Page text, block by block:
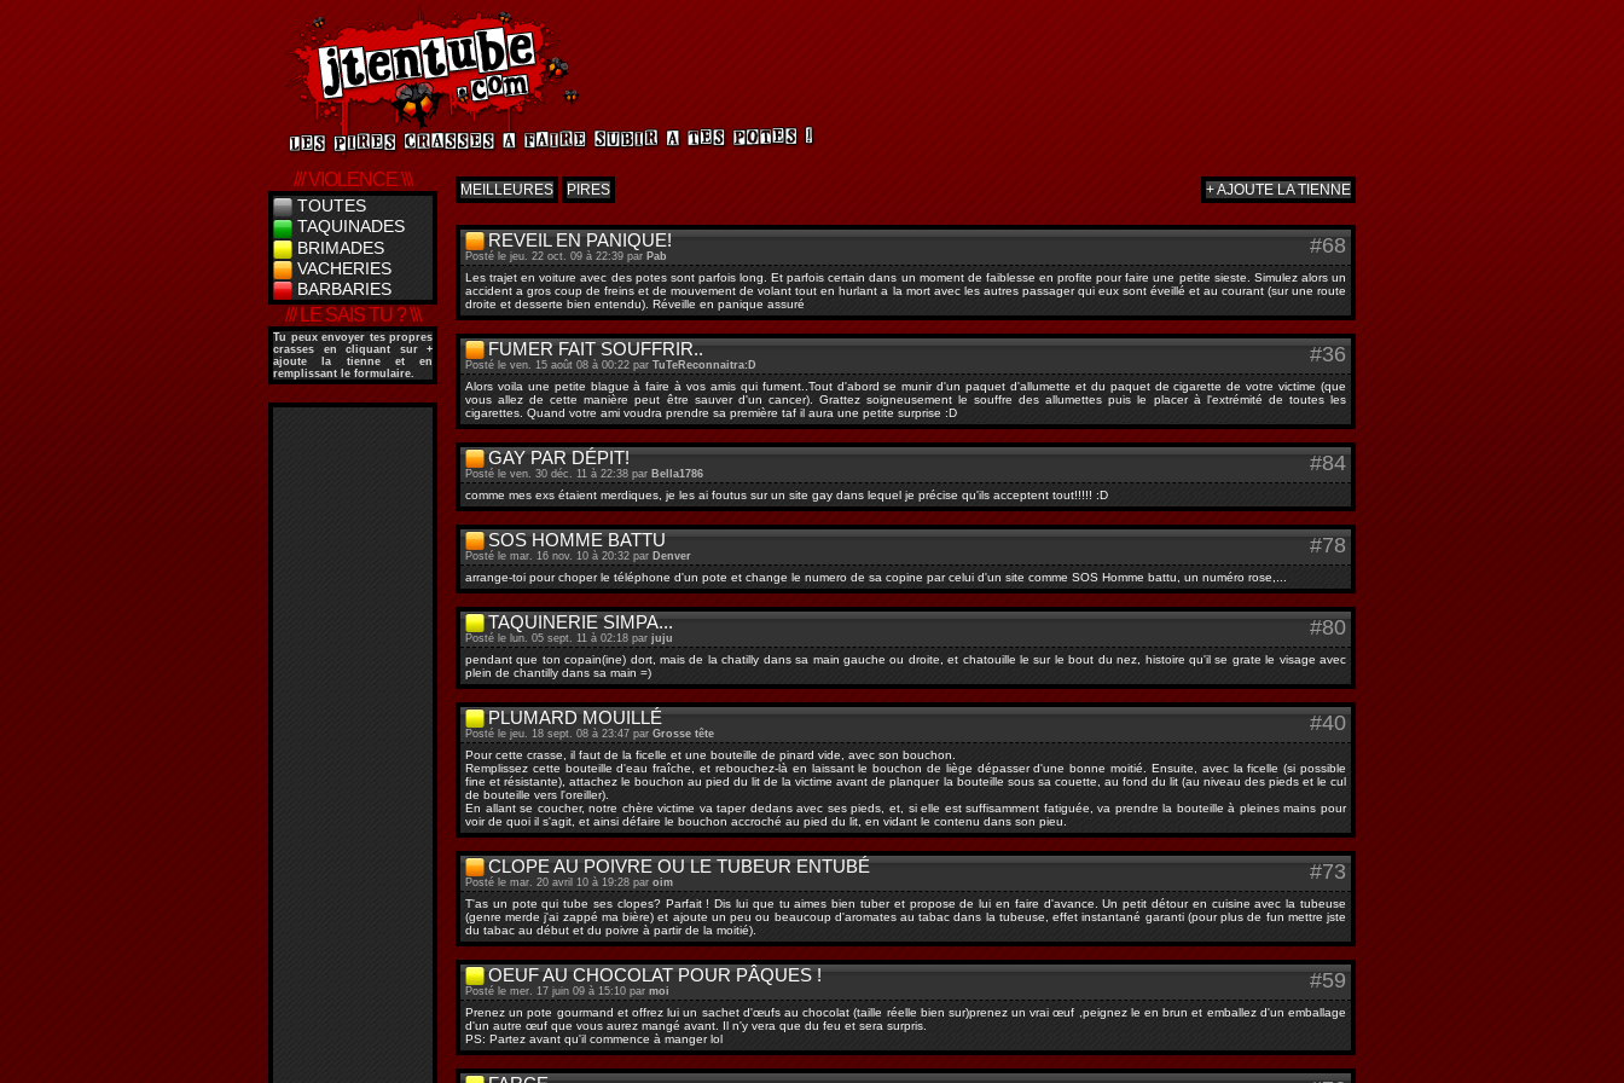
/// VIOLENCE \\\
TOUTES
TAQUINADES
BRIMADES
VACHERIES
BARBARIES
/// LE SAIS TU ? \\\
Tu peux envoyer tes propres
crasses en cliquant sur +
ajoute la tienneet en
remplissant le formulaire.
MEILLEURES PIRES + AJOUTE LA TIENNE
REVEIL EN PANIQUE!
Posté le jeu. 22 oct. 09 à 22:39 par Pab #68
Les trajet en voiture avec des potes sont parfois long. Et parfois certain dans un moment de faiblesse en profite pour faire une petite sieste. Simulez alors un
accident a gros coup de freins et de mouvement de volant tout en hurlant a la mort avec les autres passager qui eux sont éveillé et au courant (sur une route
droite et desserte bien entendu). Réveille en panique assuré
FUMER FAIT SOUFFRIR..
Posté le ven. 15 août 08 à 00:22 par TuTeReconnaitra:D #36
Alors voila une petite blague à faire à vos amis qui fument..Tout d'abord se munir d'un paquet d'allumette et du paquet de cigarette de votre victime (que
vous allez de cette manière peut être sauver d'un cancer). Grattez soigneusement le souffre des allumettes puis le placer à l'extrémité de toutes les
cigarettes. Quand votre ami voudra prendre sa première taf il aura une petite surprise :D
GAY PAR DÉPIT!
Posté le ven. 30 déc. 11 à 22:38 par Bella1786 #84
comme mes exs étaient merdiques, je les ai foutus sur un site gay dans lequel je précise qu'ils acceptent tout!!!!! :D
SOS HOMME BATTU
Posté le mar. 16 nov. 10 à 20:32 par Denver #78
arrange-toi pour choper le téléphone d'un pote et change le numero de sa copine par celui d'un site comme SOS Homme battu, un numéro rose,...
TAQUINERIE SIMPA...
Posté le lun. 05 sept. 11 à 02:18 par juju #80
pendant que ton copain(ine) dort, mais de la chatilly dans sa main gauche ou droite, et chatouille le sur le bout du nez, histoire qu'il se grate le visage avec
plein de chantilly dans sa main =)
PLUMARD MOUILLÉ
Posté le jeu. 18 sept. 08 à 23:47 par Grosse tête #40
Pour cette crasse, il faut de la ficelle et une bouteille de pinard vide, avec son bouchon.
Remplissez cette bouteille d'eau fraîche, et rebouchez-là en laissant le bouchon de liège dépasser d'une bonne moitié. Ensuite, avec la ficelle (si possible
fine et résistante), attachez le bouchon au pied du lit de la victime avant de planquer la bouteille sous sa couette, au fond du lit (au niveau des pieds et le cul
de bouteille vers l'oreiller).
En allant se coucher, notre chère victime va taper dedans avec ses pieds, et, si elle est suffisamment fatiguée, va prendre la bouteille à pleines mains pour
voir de quoi il s'agit, et ainsi défaire le bouchon accroché au pied du lit, en vidant le contenu dans son pieu.
CLOPE AU POIVRE OU LE TUBEUR ENTUBÉ
Posté le mar. 20 avril 10 à 19:28 par oim #73
T'as un pote qui tube ses clopes? Parfait ! Dis lui que tu aimes bien tuber et propose de lui en faire d'avance. Un petit détour en cuisine avec la tubeuse
(genre merde j'ai zappé ma bière) et ajoute un peu ou beaucoup d'aromates au tabac dans la tubeuse, effet instantané garanti (pour plus de fun mettre jste
du tabac au début et du poivre à partir de la moitié).
OEUF AU CHOCOLAT POUR PÂQUES !
Posté le mer. 17 juin 09 à 15:10 par moi #59
Prenez un pote gourmand et offrez lui un sachet d'œufs au chocolat (taille réelle bien sur)prenez un vrai œuf ,peignez le en brun et emballez d'un emballage
d'un autre œuf que vous aurez mangé avant. Il n'y vera que du feu et sera surpris.
PS: Partez avant qu'il commence à manger lol